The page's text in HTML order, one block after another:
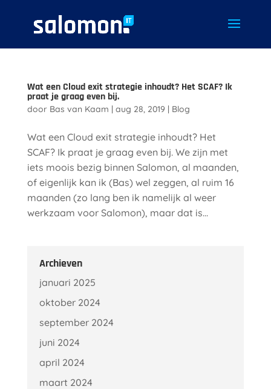
Wat een Cloud exit strategie inhoudt? Het SCAF? Ik
praat je graag even bij.
door Bas van Kaam | aug 28, 2019 | Blog
Wat een Cloud exit strategie inhoudt? Het
SCAF? Ik praat je graag even bij. We zijn met
iets moois bezig binnen Salomon, al maanden,
of eigenlijk kan ik (Bas) wel zeggen, al ruim 16
maanden (zo lang ben ik namelijk al weer
werkzaam voor Salomon), maar dat is...
Archieven
januari 2025
oktober 2024
september 2024
juni 2024
april 2024
maart 2024